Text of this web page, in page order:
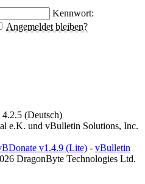
Kennwort:
Angemeldet bleiben?
4.2.5 (Deutsch)
e.K. und vBulletin Solutions, Inc.
v1.4.9 (Lite) - vBulletin
DragonByte Technologies Ltd.